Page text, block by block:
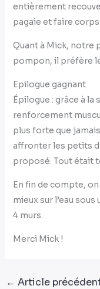
entièrement
pagaie et faire
Quant à Mick, notre
pompon, il préfère
Epilogue gagnant
Épilogue : grâce à
renforcement
plus forte que
affronter les petits
proposé. Tout était
En fin de compte,
mieux sur l’eau
4 murs.
Merci Mick !
← Article